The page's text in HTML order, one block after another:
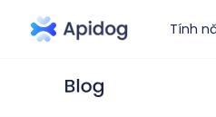
Tính